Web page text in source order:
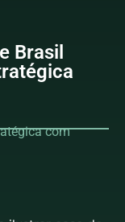
Brasil
com